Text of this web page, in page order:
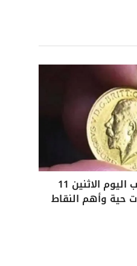
سعر الجنيه الذهب اليوم الاثنين 11